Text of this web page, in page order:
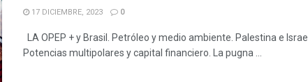
17 DICIEMBRE, 2023 0
LA OPEP + y Brasil. Petróleo y medio ambiente. Palestina e Israel.
Potencias multipolares y capital financiero. La pugna ...